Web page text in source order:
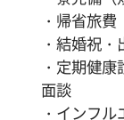
・帰省旅費
・結婚祝
・定期健
面談
・インフ